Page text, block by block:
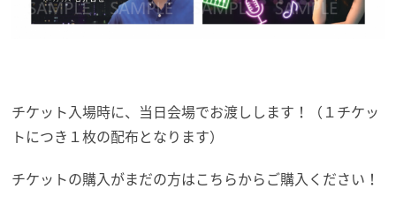
チケット入場時に、当日会場でお渡しします！（１チケッ
トにつき１枚の配布となります）
チケットの購入がまだの方はこちらからご購入ください！